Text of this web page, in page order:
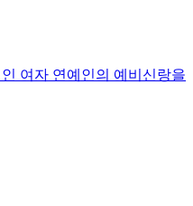
여자 연예인의 예비신랑을